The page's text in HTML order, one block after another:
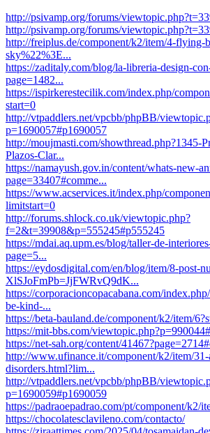
http://psivamp.org/forums/
http://psivamp.org/forums/
http://freiplus.de/component/k2/item/4-flying-
sky%22%3E...
https://zaditaly.com/blog/la-libreria-design-
page=1482...
https://ispirkerestecilik.com/index.php/
start=0
http://vtpaddlers.net/vpcbb/phpBB/
p=1690057#p1690057
http://moujmasti.com/showthread.php?1345-
Plazos-Clar...
https://namayush.gov.in/content/whats-new-
page=33407#comme...
https://www.acservices.it/index.php/
limitstart=0
http://forums.shlock.co.uk/viewtopic.php?
f=2&t=39908&p=555245#p555245
https://mdai.aq.upm.es/blog/taller-de-
page=5...
https://eydosdigital.com/en/blog/item/8-post-
XlSJoFmPb=JjFWRvQ9dK...
https://corporacioncopacabana.com/
be-kind-...
https://beta-bauland.de/component/k2/item/
https://mit-bbs.com/
https://net-sah.org/content/
http://www.ufinance.it/component/k2/item/
disorders.html?lim...
http://vtpaddlers.net/vpcbb/phpBB/
p=1690059#p1690059
https://padraoepadrao.com/pt/component/
https://chocolatesclavileno.com/contacto/